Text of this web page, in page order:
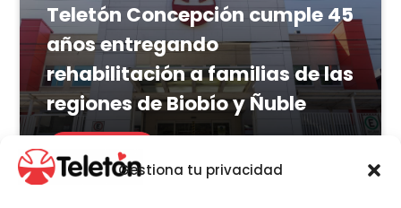
Gestiona tu privacidad
Teletón Concepción cumple 45
años entregando
rehabilitación a familias de las
regiones de Biobío y Ñuble
LEER MÁS